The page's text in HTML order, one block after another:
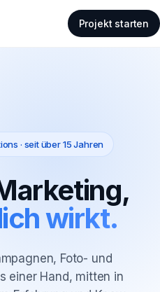
Projekt starten
· seit über 15 Jahren
wirkt.
Foto- und
einer Hand, mitten in